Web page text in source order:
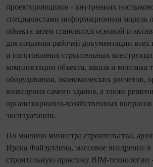
проектировщиков - внутренних
специалистами информационная модель
объекта затем становится основой и
для создания рабочей документации всех
и изготовления строительных
комплектации объекта, заказа и монтажа
оборудования, экономических расчетов,
возведения самого здания, а также
организационно-хозяйственных
эксплуатации.
По мнению министра строительства,
Ирека Файзуллина, массовое внедрение в
строительную практику BIM-технологии